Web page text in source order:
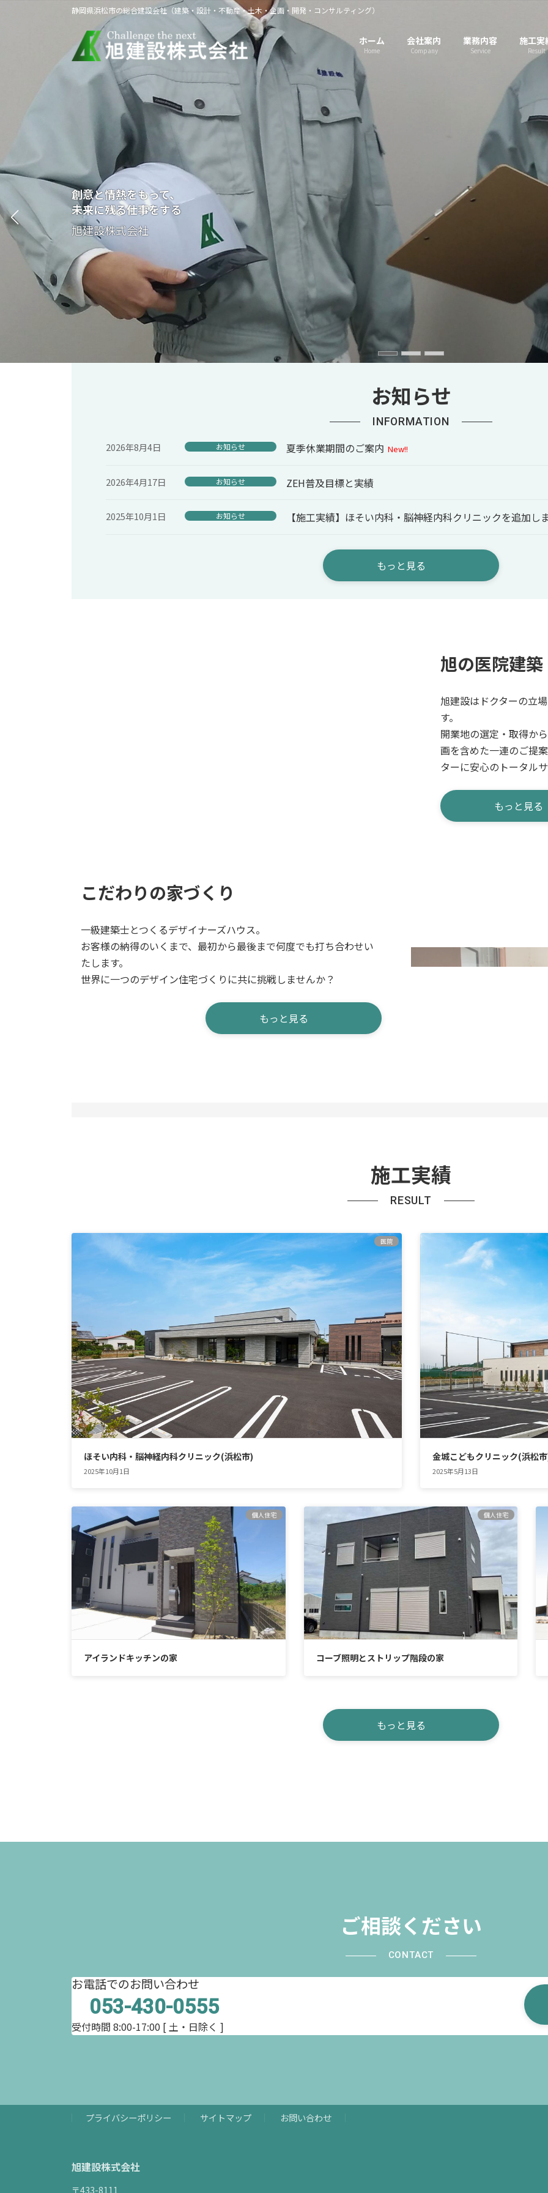
静岡県浜松市の総合建設会社（建築・設計・不動産・土木・企画・開発・コンサルティング）
ホーム
Home
会社案内
Company
業務内容
Service
施工実
Result
創意と情熱をもって、
未来に残る仕事をする
旭建設株式会社
Challenge the next
旭建設株式会社
お知らせ
INFORMATION
2026年8月4日
お知らせ 夏季休業期間のご案内 New!!
2026年4月17日 お知らせ ZEH普及目標と実績
2025年10月1日 お知らせ 【施工実績】ほそい内科・脳神経内科クリニックを追加し
もっと見る
旭の医院建築
旭建設はドクターの立
す。
開業地の選定・取得か
画を含めた一連のご提
ターに安心のトータル
もっと見る
こだわりの家づくり
一級建築士とつくるデザイナーズハウス。
お客様の納得のいくまで、最初から最後まで何度でも打ち合わせい
たします。
世界に一つのデザイン住宅づくりに共に挑戦しませんか？
もっと見る
施工実績
RESULT
医院
ほそい内科・脳神経内科クリニック(浜松市)
2025年10月1日
金城こどもクリニック(浜松
2025年5月13日
個人住宅
アイランドキッチンの家
個人住宅
コーブ照明とストリップ階段の家
もっと見る
ご相談ください
CONTACT
お電話でのお問い合わせ
053-430-0555
受付時間 8:00-17:00 [ 土・日除く ]
プライバシーポリシー サイトマップ お問い合わせ
旭建設株式会社
〒433-8111